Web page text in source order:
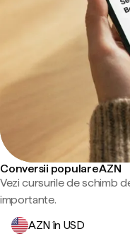
Conversii populare AZN
Vezi cursurile de schimb
importante.
AZN în USD